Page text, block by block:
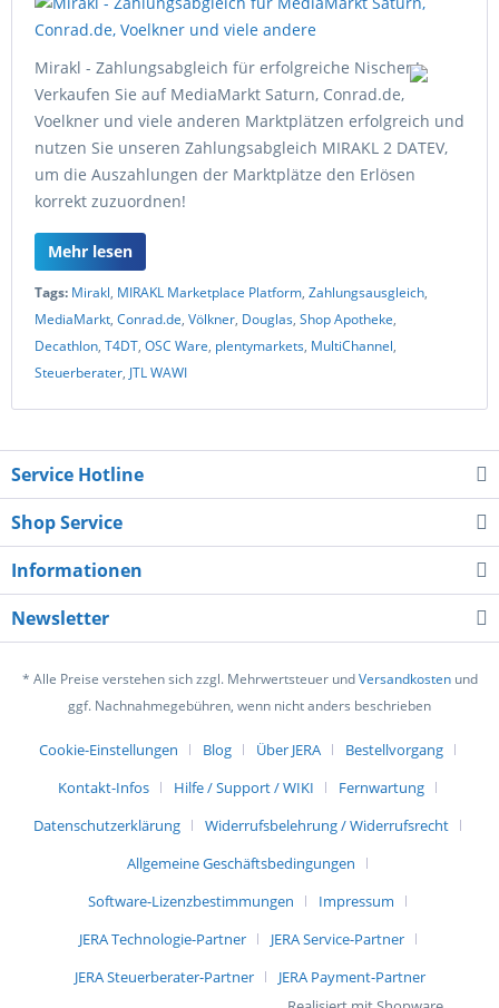
Mirakl - Zahlungsabgleich für erfolgreiche Nischen!
Verkaufen Sie auf MediaMarkt Saturn, Conrad.de,
Voelkner und viele anderen Marktplätzen erfolgreich und
nutzen Sie unseren Zahlungsabgleich MIRAKL 2 DATEV,
um die Auszahlungen der Marktplätze den Erlösen
korrekt zuzuordnen!
Mehr lesen
Tags: Mirakl, MIRAKL Marketplace Platform, Zahlungsausgleich,
MediaMarkt, Conrad.de, Völkner, Douglas, Shop Apotheke,
Decathlon, T4DT, OSC Ware, plentymarkets, MultiChannel,
Steuerberater, JTL WAWI
Service Hotline
Shop Service
Informationen
Newsletter
* Alle Preise verstehen sich zzgl. Mehrwertsteuer undVersandkostenund
ggf. Nachnahmegebühren, wenn nicht anders beschrieben
Cookie-Einstellungen Blog Über JERA
Bestellvorgang
Kontakt-Infos
Hilfe / Support / WIKI
Fernwartung
Datenschutzerklärung
Widerrufsbelehrung / Widerrufsrecht
Allgemeine Geschäftsbedingungen
Software-Lizenzbestimmungen
Impressum
JERA Technologie-Partner
JERA Service-Partner
JERA Steuerberater-Partner
JERA Payment-Partner